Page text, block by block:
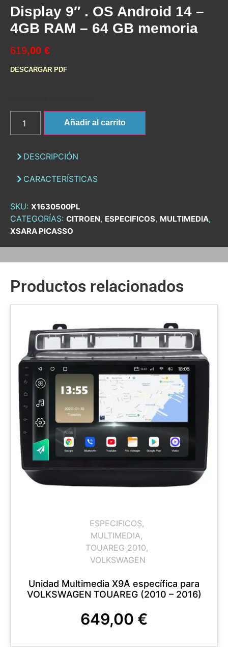
Display 9″ . OS Android 14 –
4GB RAM – 64 GB memoria
619,00 €
DESCARGAR PDF
Añadir al carrito
DESCRIPCIÓN
CARACTERÍSTICAS
SKU: X1630500PL
CATEGORÍAS: CITROEN, ESPECIFICOS, MULTIMEDIA,
XSARA PICASSO
Productos relacionados
ESPECIFICOS,
MULTIMEDIA,
TOUAREG 2010,
VOLKSWAGEN
Unidad Multimedia X9A específica para
VOLKSWAGEN TOUAREG (2010 – 2016)
649,00 €